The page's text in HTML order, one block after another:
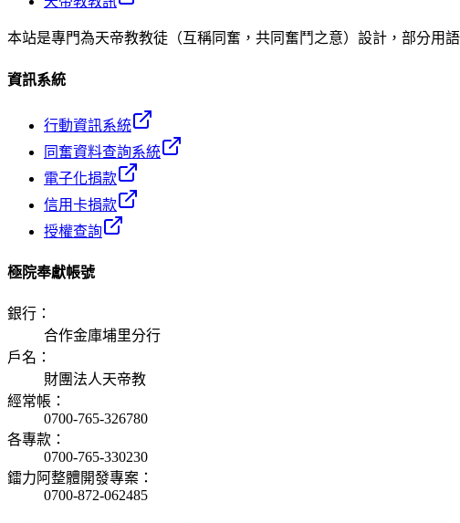
本站是專門為天帝教教徒（互稱同奮，共同奮鬥之意）設計，部分用
資訊系統
行動資訊系統
同奮資料查詢系統
電子化捐款
信用卡捐款
授權查詢
極院奉獻帳號
銀行 ：
合作金庫埔里分行
戶名 ：
財團法人天帝教
經常帳 ：
0700-765-326780
各專款 ：
0700-765-330230
鐳力阿整體開發專案 ：
0700-872-062485